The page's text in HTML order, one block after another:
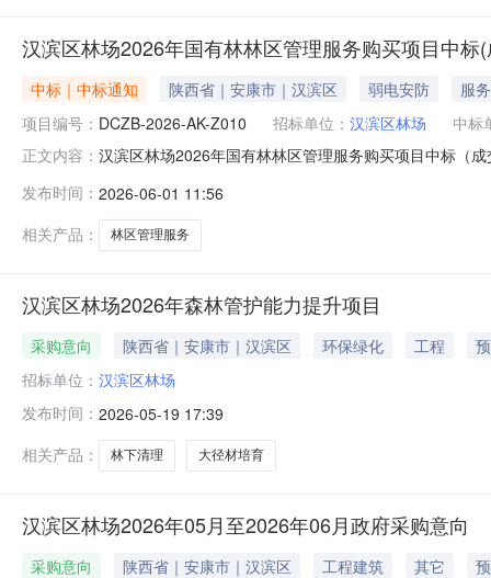
汉滨区林场2026年国有林林区管理服务购买项目中标
中标｜中标通知 陕西省｜安康市｜汉滨区 弱电安防
服务
项目编号： DCZB-2026-AK-Z010 招标单位： 汉滨区林场
中标
正文内容： 汉滨区林场2026年国有林林区管理服务购买项目中标（
1(2026年国有林林区管理服务购买项目):服务类（安康
发布时间： 2026-06-01 11:56
相关产品：
林区管理服务
汉滨区林场2026年森林管护能力提升项目
采购意向 陕西省｜安康市｜汉滨区 环保绿化 工程
招标单位： 汉滨区林场
发布时间： 2026-05-19 17:39
相关产品：
林下清理 大径材培育
汉滨区林场2026年05月至2026年06月政府采购意向
采购意向 陕西省｜安康市｜汉滨区 工程建筑 其它